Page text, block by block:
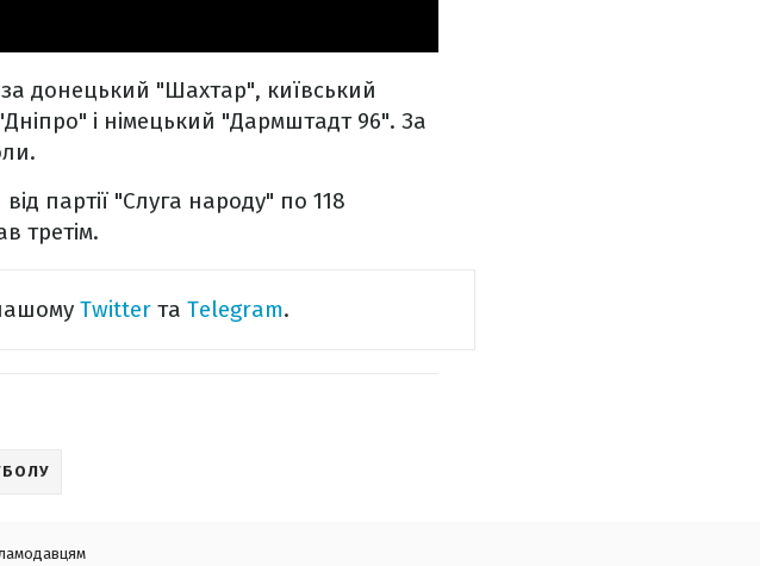
донецький "Шахтар", київський
і німецький "Дармштадт 96". За
партії "Слуга народу" по 118
третім.
Twitter та Telegram.